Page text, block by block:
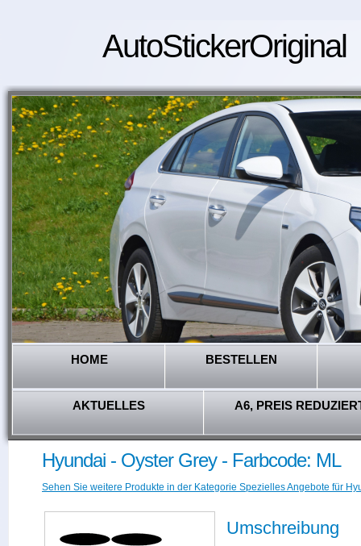
AutoStickerOriginal
HOME BESTELLEN
AKTUELLES A6, PREIS
Hyundai - Oyster Grey - Farbcode: ML
Sehen Sie weitere Produkte in der Kategorie Spezielles Angebote für
Umschreibung